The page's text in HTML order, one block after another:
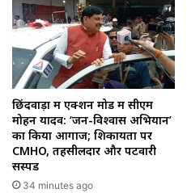
छिंदवाड़ा में एक्शन मोड में सीएम
मोहन यादव: ‘जन-विश्वास अभियान’
का किया आगाज; शिकायतों पर
CMHO, तहसीलदार और पटवारी
सस्पेंड
34 minutes ago